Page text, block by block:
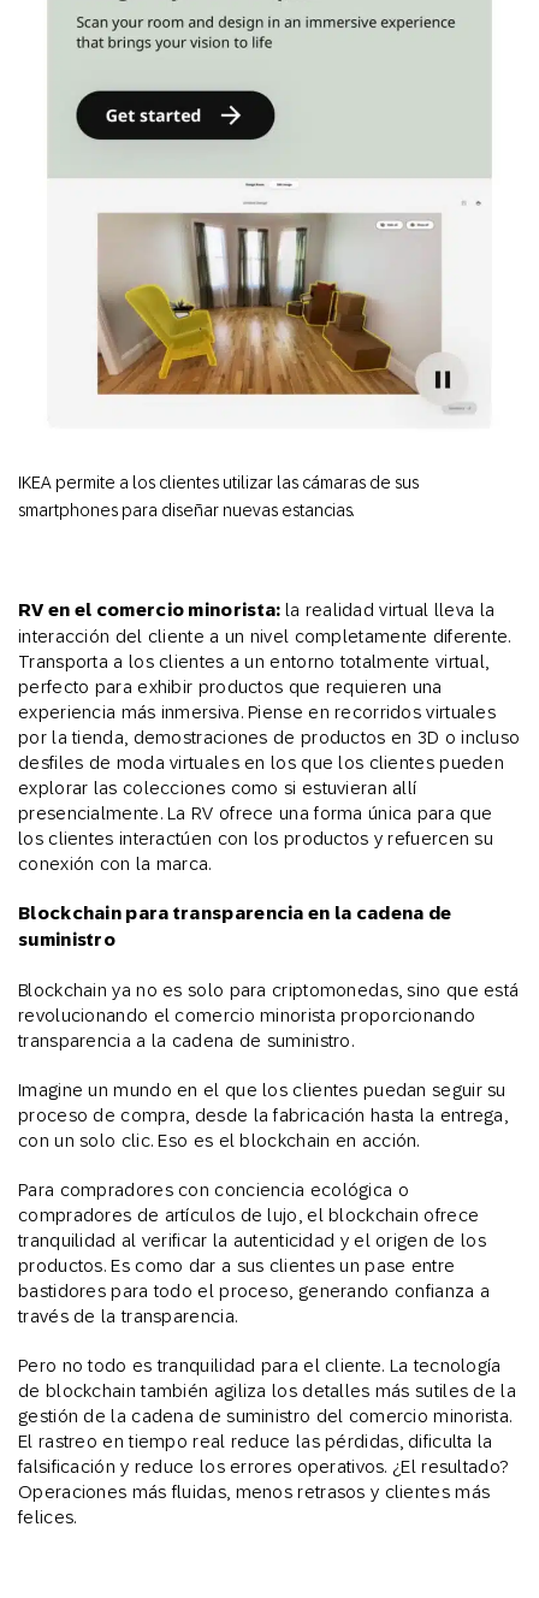
IKEA permite a los clientes utilizar las cámaras de sus
smartphones para diseñar nuevas estancias.
RV en el comercio minorista: la realidad virtual lleva la
interacción del cliente a un nivel completamente diferente.
Transporta a los clientes a un entorno totalmente virtual,
perfecto para exhibir productos que requieren una
experiencia más inmersiva. Piense en recorridos virtuales
por la tienda, demostraciones de productos en 3D o incluso
desfiles de moda virtuales en los que los clientes pueden
explorar las colecciones como si estuvieran allí
presencialmente. La RV ofrece una forma única para que
los clientes interactúen con los productos y refuercen su
conexión con la marca.
Blockchain para transparencia en la cadena de
suministro
Blockchain ya no es solo para criptomonedas, sino que está
revolucionando el comercio minorista proporcionando
transparencia a la cadena de suministro.
Imagine un mundo en el que los clientes puedan seguir su
proceso de compra, desde la fabricación hasta la entrega,
con un solo clic. Eso es el blockchain en acción.
Para compradores con conciencia ecológica o
compradores de artículos de lujo, el blockchain ofrece
tranquilidad al verificar la autenticidad y el origen de los
productos. Es como dar a sus clientes un pase entre
bastidores para todo el proceso, generando confianza a
través de la transparencia.
Pero no todo es tranquilidad para el cliente. La tecnología
de blockchain también agiliza los detalles más sutiles de la
gestión de la cadena de suministro del comercio minorista.
El rastreo en tiempo real reduce las pérdidas, dificulta la
falsificación y reduce los errores operativos. ¿El resultado?
Operaciones más fluidas, menos retrasos y clientes más
felices.